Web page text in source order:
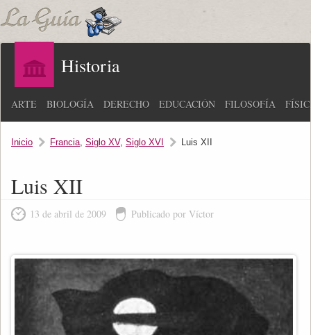
Historia
ARTE BIOLOGÍA DERECHO EDUCACIÓN FILOSOFÍA
Inicio Francia, Siglo XV, Siglo XVI Luis XII
Luis XII
13 de abril de 2009 Publicado por Víctor